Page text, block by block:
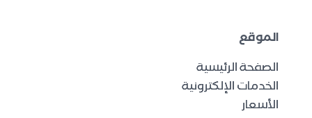
الموقع
الصفحة الرئيسية
الخدمات الإلكترونية
الأسعار